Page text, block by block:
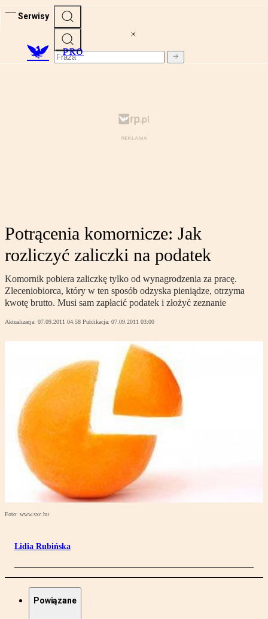
Serwisy
PRO
Potrącenia komornicze: Jak
rozliczyć zaliczki na podatek
Komornik pobiera zaliczkę tylko od wynagrodzenia za pracę.
Zleceniobiorca, który w ten sposób odzyska pieniądze, otrzyma
kwotę brutto. Musi sam zapłacić podatek i złożyć zeznanie
Aktualizacja: 07.09.2011 04:58 Publikacja: 07.09.2011 03:00
Foto: www.sxc.hu
Lidia Rubińska
Powiązane